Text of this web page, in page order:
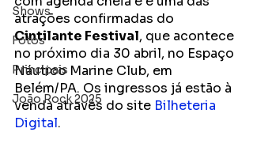
Shows
Fotos
Principais
João Rock 2025
atrações confirmadas do
Cintilante Festival, que acontece
no próximo dia 30 abril, no Espaço
Náutico Marine Club, em
Belém/PA. Os ingressos já estão à
venda através do site Bilheteria
Digital.